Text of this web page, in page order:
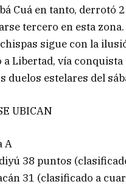
Cuá en tanto, derrotó
tercero en esta zona.
sigue con la
a Libertad, vía conquista
duelos estelares del
UBICAN
A
38 puntos
31 (clasificado a